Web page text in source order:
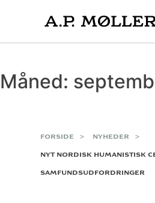
Måned:
FORSIDE NYHEDER
NYT NORDISK HUMANISTISK
SAMFUNDSUDFORDRINGER